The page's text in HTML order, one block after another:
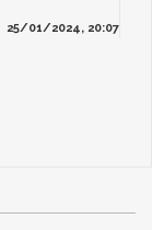
25/01/2024, 20:07